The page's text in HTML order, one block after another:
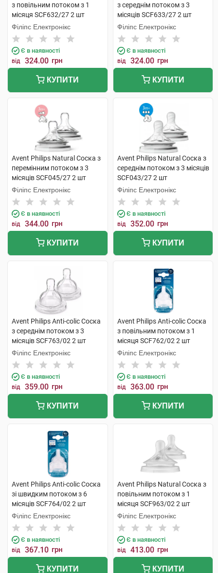
з повільним потоком з 1
місяця SCF632/27 2 шт
Філіпс Електронікс
Є в наявності
від 324.00 грн
КУПИТИ
з середнім потоком з 3
місяців SCF633/27 2 шт
Філіпс Електронікс
Є в наявності
від 324.00 грн
КУПИТИ
Avent Philips Natural Соска з
перемінним потоком з 3
місяців SCF045/27 2 шт
Філіпс Електронікс
Є в наявності
від 344.00 грн
КУПИТИ
Avent Philips Natural Соска з
середнім потоком з 3 місяців
SCF043/27 2 шт
Філіпс Електронікс
Є в наявності
від 352.00 грн
КУПИТИ
Avent Philips Anti-colic Соска
з середнім потоком з 3
місяців SCF763/02 2 шт
Філіпс Електронікс
Є в наявності
від 359.00 грн
КУПИТИ
Avent Philips Anti-colic Соска
з повільним потоком з 1
місяця SCF762/02 2 шт
Філіпс Електронікс
Є в наявності
від 363.00 грн
КУПИТИ
Avent Philips Anti-colic Соска
зі швидким потоком з 6
місяців SCF764/02 2 шт
Філіпс Електронікс
Є в наявності
від 367.10 грн
КУПИТИ
Avent Philips Natural Соска з
повільним потоком з 1
місяця SCF963/02 2 шт
Філіпс Електронікс
Є в наявності
від 413.00 грн
КУПИТИ